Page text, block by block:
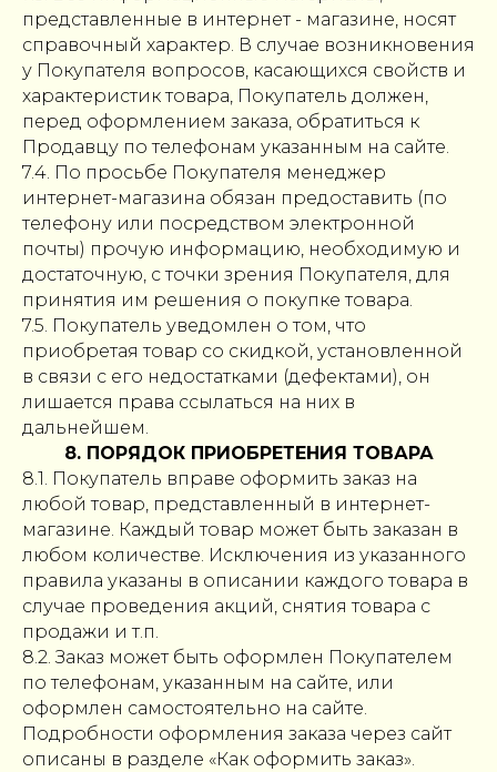
представленные в интернет - магазине, носят
справочный характер. В случае возникновения
у Покупателя вопросов, касающихся свойств и
характеристик товара, Покупатель должен,
перед оформлением заказа, обратиться к
Продавцу по телефонам указанным на сайте.
7.4. По просьбе Покупателя менеджер
интернет-магазина обязан предоставить (по
телефону или посредством электронной
почты) прочую информацию, необходимую и
достаточную, с точки зрения Покупателя, для
принятия им решения о покупке товара.
7.5. Покупатель уведомлен о том, что
приобретая товар со скидкой, установленной
в связи с его недостатками (дефектами), он
лишается права ссылаться на них в
дальнейшем.
8. ПОРЯДОК ПРИОБРЕТЕНИЯ ТОВАРА
8.1. Покупатель вправе оформить заказ на
любой товар, представленный в интернет-
магазине. Каждый товар может быть заказан в
любом количестве. Исключения из указанного
правила указаны в описании каждого товара в
случае проведения акций, снятия товара с
продажи и т.п.
8.2. Заказ может быть оформлен Покупателем
по телефонам, указанным на сайте, или
оформлен самостоятельно на сайте.
Подробности оформления заказа через сайт
описаны в разделе «Как оформить заказ».